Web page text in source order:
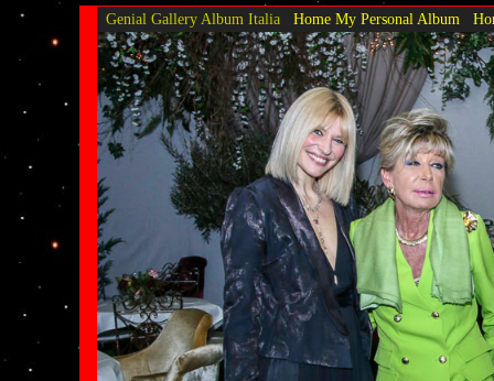
Genial Gallery Album Italia Home My Personal Album